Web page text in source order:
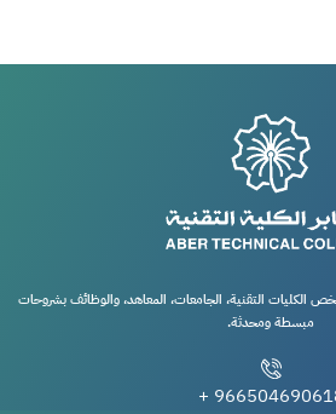
التقنية، الجامعات، المعاهد، والوظائف بشروحات
مبسطة ومحدثة.
966504690618